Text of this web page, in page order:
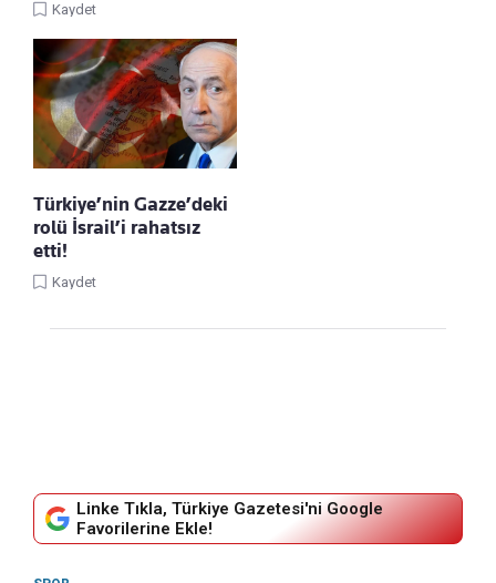
Kaydet
Türkiye’nin Gazze’deki
rolü İsrail’i rahatsız
etti!
Kaydet
Linke Tıkla, Türkiye Gazetesi'ni Google
Favorilerine Ekle!